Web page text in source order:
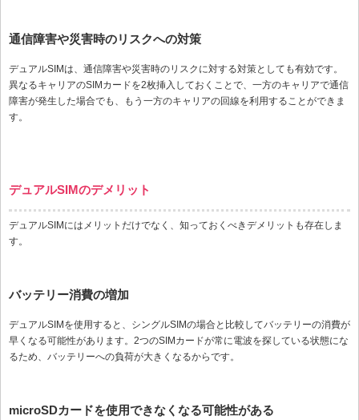
通信障害や災害時のリスクへの対策
デュアルSIMは、通信障害や災害時のリスクに対する対策としても有効です。
異なるキャリアのSIMカードを2枚挿入しておくことで、一方のキャリアで通信
障害が発生した場合でも、もう一方のキャリアの回線を利用することができま
す。
デュアルSIMのデメリット
デュアルSIMにはメリットだけでなく、知っておくべきデメリットも存在しま
す。
バッテリー消費の増加
デュアルSIMを使用すると、シングルSIMの場合と比較してバッテリーの消費が
早くなる可能性があります。2つのSIMカードが常に電波を探している状態にな
るため、バッテリーへの負荷が大きくなるからです。
microSDカードを使用できなくなる可能性がある